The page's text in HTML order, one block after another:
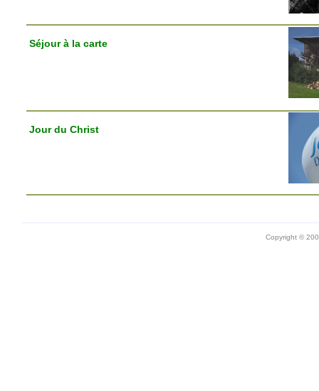
Séjour à la carte
Jour du Christ
Copyright ©